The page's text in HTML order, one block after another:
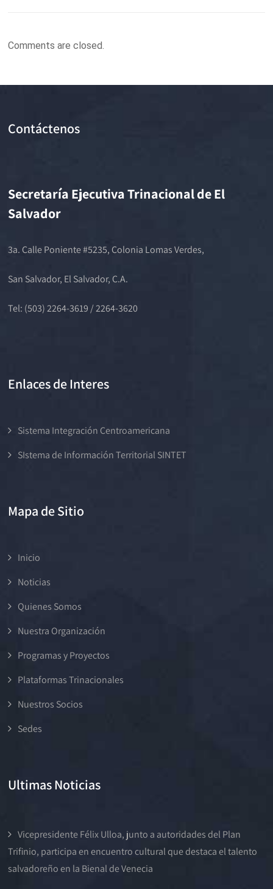
Comments are closed.
Contáctenos
Secretaría Ejecutiva Trinacional de El
Salvador
3a. Calle Poniente #5235, Colonia Lomas Verdes,
San Salvador, El Salvador, C.A.
Tel: (503) 2264-3619 / 2264-3620
Enlaces de Interes
Sistema Integración Centroamericana
SIstema de Información Territorial SINTET
Mapa de Sitio
Inicio
Noticias
Quienes Somos
Nuestra Organización
Programas y Proyectos
Plataformas Trinacionales
Nuestros Socios
Sedes
Ultimas Noticias
Vicepresidente Félix Ulloa, junto a autoridades del Plan
Trifinio, participa en encuentro cultural que destaca el talento
salvadoreño en la Bienal de Venecia